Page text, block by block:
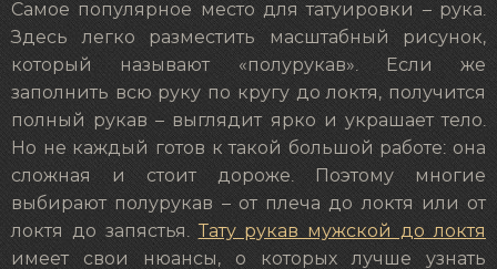
Самое популярное место для татуировки – рука.
Здесь легко разместить масштабный рисунок,
который называют «полурукав». Если же
заполнить всю руку по кругу до локтя, получится
полный рукав – выглядит ярко и украшает тело.
Но не каждый готов к такой большой работе: она
сложная и стоит дороже. Поэтому многие
выбирают полурукав – от плеча до локтя или от
локтя до запястья.
Тату рукав мужской до локтя
имеет свои нюансы, о которых лучше узнать